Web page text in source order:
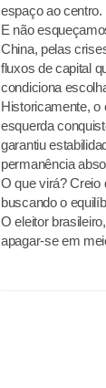
espaço ao centro.
E não
China, pelas
fluxos de capital
condiciona
Historicamente, o
esquerda
garantiu
permanência
O que virá? Creio
buscando o
O eleitor
apagar-se em